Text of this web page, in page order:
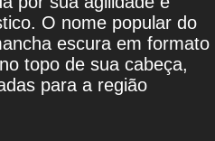
O nome popular do
escura em formato
topo de sua cabeça,
para a região